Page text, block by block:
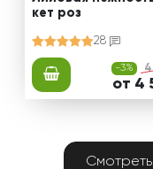
кет роз
28
-3%
от 4